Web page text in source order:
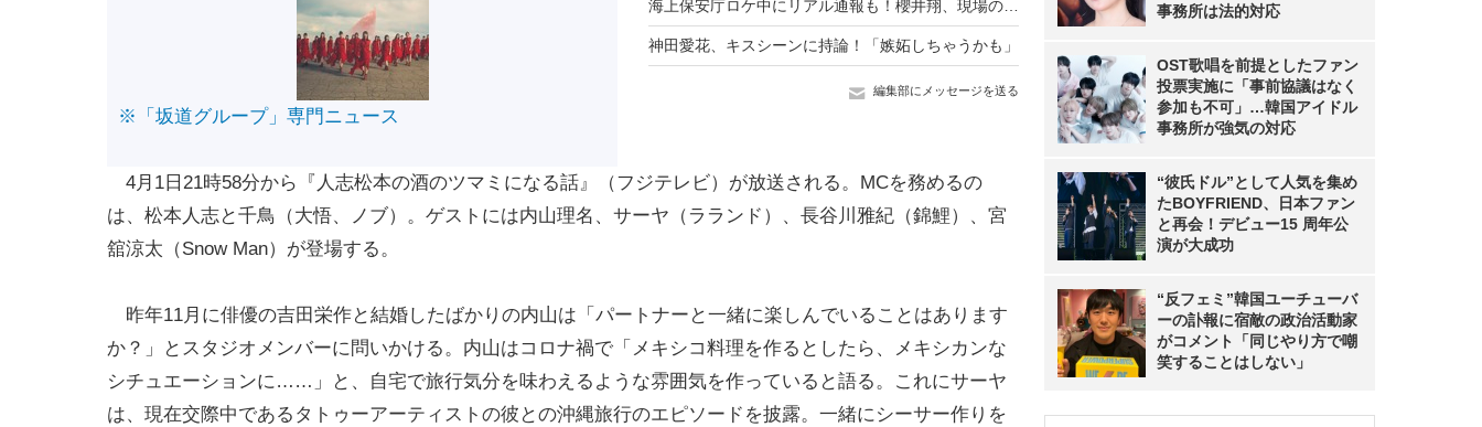
神田愛花、キスシーンに持論！「嫉妬しちゃうかも」
編集部にメッセージを送る
※「坂道グループ」専門ニュース
4月1日21時58分から『人志松本の酒のツマミになる話』（フジテレビ）が放送される。MCを務めるの
は、松本人志と千鳥（大悟、ノブ）。ゲストには内山理名、サーヤ（ラランド）、長谷川雅紀（錦鯉）、宮
舘涼太（Snow Man）が登場する。
昨年11月に俳優の吉田栄作と結婚したばかりの内山は「パートナーと一緒に楽しんでいることはあります
か？」とスタジオメンバーに問いかける。内山はコロナ禍で「メキシコ料理を作るとしたら、メキシカンな
シチュエーションに……」と、自宅で旅行気分を味わえるような雰囲気を作っていると語る。これにサーヤ
は、現在交際中であるタトゥーアーティストの彼との沖縄旅行のエピソードを披露。一緒にシーサー作りを
事務所は法的対応
OST歌唱を前提としたファン
投票実施に「事前協議はなく
参加も不可」…韓国アイドル
事務所が強気の対応
“彼氏ドル”として人気を集め
たBOYFRIEND、日本ファン
と再会！デビュー15 周年公
演が大成功
“反フェミ”韓国ユーチューバ
ーの訃報に宿敵の政治活動家
がコメント「同じやり方で嘲
笑することはしない」